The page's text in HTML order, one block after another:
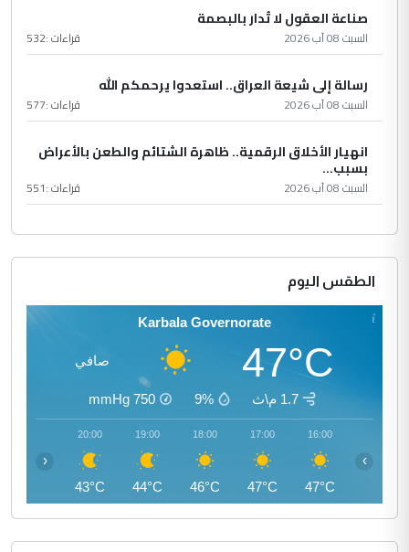
صناعة العقول لا تُدار بالبصمة
السبت 08 آب 2026 قراءات :532
رسالة إلى شيعة العراق.. استعدوا يرحمكم الله
السبت 08 آب 2026 قراءات :577
انهيار الأخلاق الرقمية.. ظاهرة الشتائم والطعن بالأعراض
بسبب...
السبت 08 آب 2026 قراءات :551
الطقس اليوم
Karbala Governorate
47°C صافي
1.7 م\ث 9%
750
mmHg
16:00
47°C
17:00
47°C
18:00
46°C
19:00
44°C
20:00
43°C
‹ ›